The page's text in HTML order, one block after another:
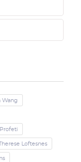
Wang
Loftesnes